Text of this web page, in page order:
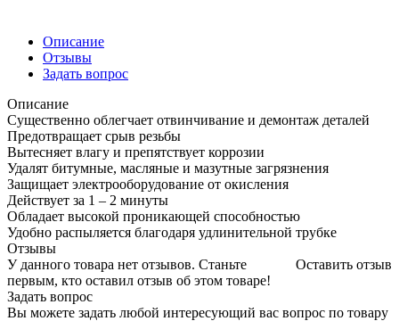
Описание
Отзывы
Задать вопрос
Описание
Существенно облегчает отвинчивание и демонтаж деталей
Предотвращает срыв резьбы
Вытесняет влагу и препятствует коррозии
Удалят битумные, масляные и мазутные загрязнения
Защищает электрооборудование от окисления
Действует за 1 – 2 минуты
Обладает высокой проникающей способностью
Удобно распыляется благодаря удлинительной трубке
Отзывы
Оставить отзыв
У данного товара нет отзывов. Станьте
первым, кто оставил отзыв об этом товаре!
Задать вопрос
Вы можете задать любой интересующий вас вопрос по товару